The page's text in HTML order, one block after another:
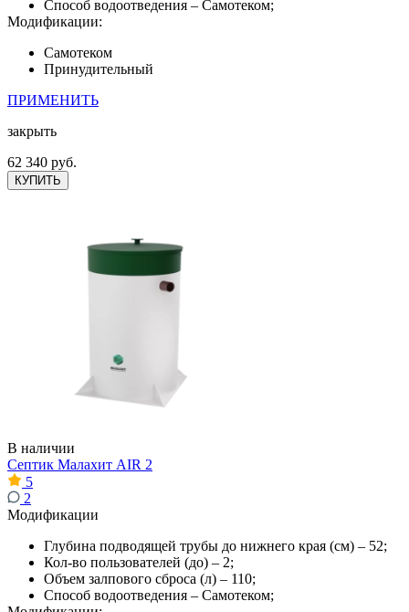
Способ водоотведения – Самотеком;
Модификации:
Самотеком
Принудительный
ПРИМЕНИТЬ
закрыть
62 340 руб.
КУПИТЬ
В наличии
Септик Малахит AIR 2
5
2
Модификации
Глубина подводящей трубы до нижнего края (см) – 52;
Кол-во пользователей (до) – 2;
Объем залпового сброса (л) – 110;
Способ водоотведения – Самотеком;